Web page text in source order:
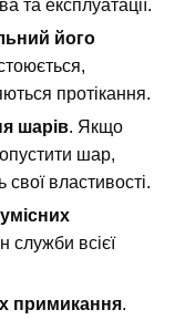
та експлуатації.
його
протікання.
шарів. Якщо
шар,
властивості.
служби всієї
примикання.